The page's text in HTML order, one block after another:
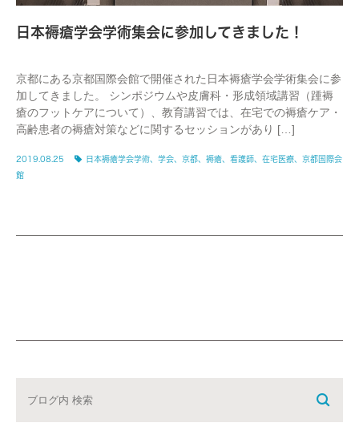
日本褥瘡学会学術集会に参加してきました！
京都にある京都国際会館で開催された日本褥瘡学会学術集会に参
加してきました。 シンポジウムや皮膚科・形成領域講習（踵褥
瘡のフットケアについて）、教育講習では、在宅での褥瘡ケア・
高齢患者の褥瘡対策などに関するセッションがあり […]
2019.08.25
日本褥瘡学会学術、学会、京都、褥瘡、看護師、在宅医療、京都国際会
館